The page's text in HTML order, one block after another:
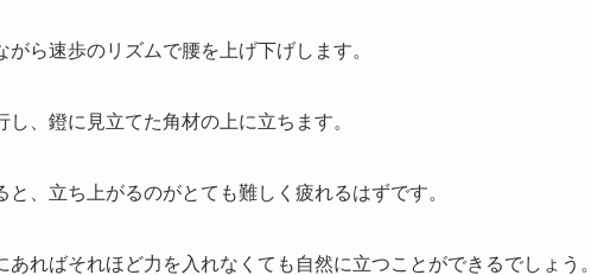
ら速歩のリズムで腰を上げ下げします。
し、鐙に見立てた角材の上に立ちます。
と、立ち上がるのがとても難しく疲れるはずです。
あればそれほど力を入れなくても自然に立つことができるでしょう。